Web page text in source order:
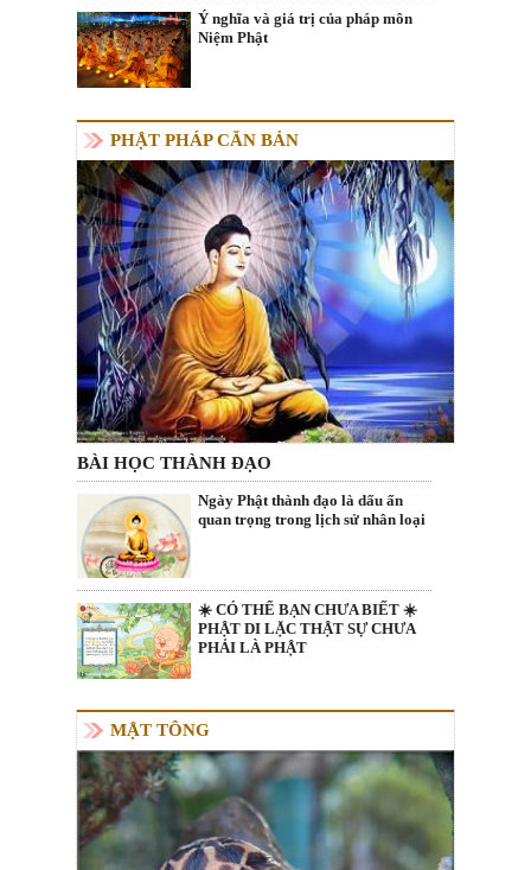
Ý nghĩa và giá trị của pháp môn
Niệm Phật
PHẬT PHÁP CĂN BẢN
BÀI HỌC THÀNH ĐẠO
Ngày Phật thành đạo là dấu ấn
quan trọng trong lịch sử nhân loại
☀️ CÓ THỂ BẠN CHƯA BIẾT ☀️
PHẬT DI LẶC THẬT SỰ CHƯA
PHẢI LÀ PHẬT
MẬT TÔNG